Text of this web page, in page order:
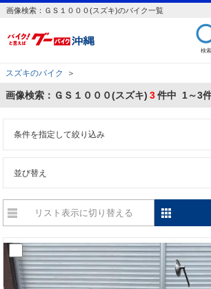
画像検索：ＧＳ１０００(スズキ)のバイク一覧
検索
スズキのバイク ＞
画像検索：ＧＳ１０００(スズキ) 3件中 1～3
条件を指定して絞り込み
並び替え
リスト表示に切り替える